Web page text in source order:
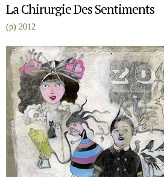
La Chirurgie Des Sentiments
(p) 2012